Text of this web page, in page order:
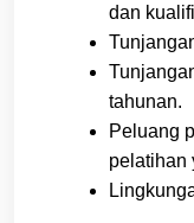
dan
tahunan.
Peluang
pelatihan